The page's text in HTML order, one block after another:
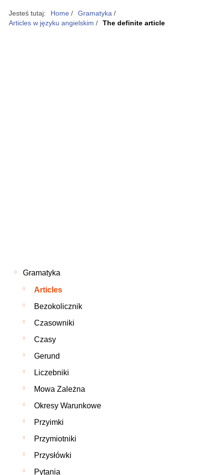
Jesteś tutaj: Home / Gramatyka /
Articles w języku angielskim / The definite article
Gramatyka
Articles
Bezokolicznik
Czasowniki
Czasy
Gerund
Liczebniki
Mowa Zależna
Okresy Warunkowe
Przyimki
Przymiotniki
Przysłówki
Pytania